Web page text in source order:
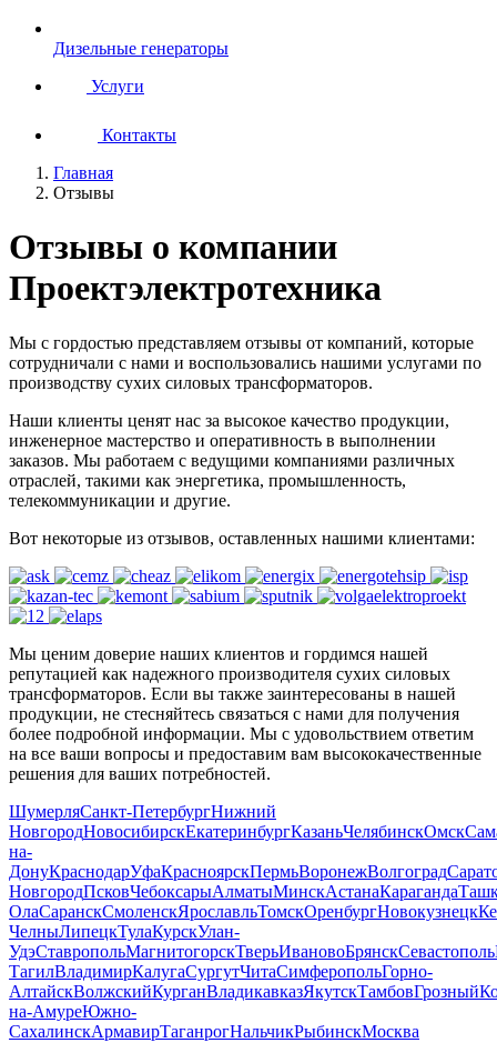
Дизельные генераторы
Услуги
Контакты
Главная
Отзывы
Отзывы о компании
Проектэлектротехника
Мы с гордостью представляем отзывы от компаний, которые
сотрудничали с нами и воспользовались нашими услугами по
производству сухих силовых трансформаторов.
Наши клиенты ценят нас за высокое качество продукции,
инженерное мастерство и оперативность в выполнении
заказов. Мы работаем с ведущими компаниями различных
отраслей, такими как энергетика, промышленность,
телекоммуникации и другие.
Вот некоторые из отзывов, оставленных нашими клиентами:
Мы ценим доверие наших клиентов и гордимся нашей
репутацией как надежного производителя сухих силовых
трансформаторов. Если вы также заинтересованы в нашей
продукции, не стесняйтесь связаться с нами для получения
более подробной информации. Мы с удовольствием ответим
на все ваши вопросы и предоставим вам высококачественные
решения для ваших потребностей.
ШумерляСанкт-ПетербургНижний
НовгородНовосибирскЕкатеринбургКазаньЧелябинскОмск
на-
ДонуКраснодарУфаКрасноярскПермьВоронежВолгоград
НовгородПсковЧебоксарыАлматыМинскАстанаКараганда
ОлаСаранскСмоленскЯрославльТомскОренбургНовокузнецк
ЧелныЛипецкТулаКурскУлан-
УдэСтавропольМагнитогорскТверьИвановоБрянскСевастополь
ТагилВладимирКалугаСургутЧитаСимферопольГорно-
АлтайскВолжскийКурганВладикавказЯкутскТамбовГрозный
на-АмуреЮжно-
СахалинскАрмавирТаганрогНальчикРыбинскМосква